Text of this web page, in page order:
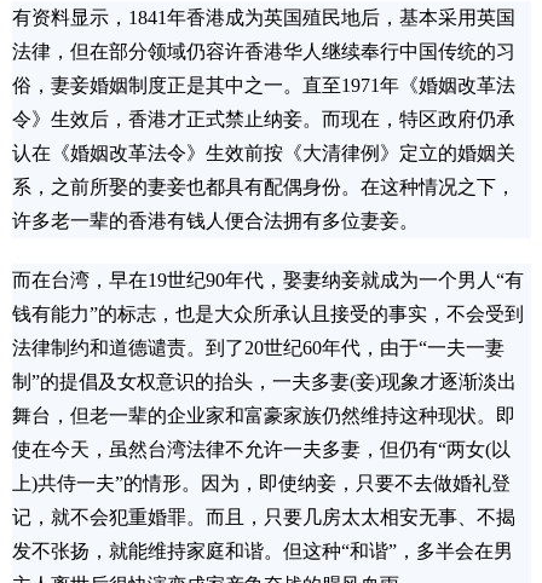
有资料显示，1841年香港成为英国殖民地后，基本采用英国
法律，但在部分领域仍容许香港华人继续奉行中国传统的习
俗，妻妾婚姻制度正是其中之一。直至1971年《婚姻改革法
令》生效后，香港才正式禁止纳妾。而现在，特区政府仍承
认在《婚姻改革法令》生效前按《大清律例》定立的婚姻关
系，之前所娶的妻妾也都具有配偶身份。在这种情况之下，
许多老一辈的香港有钱人便合法拥有多位妻妾。
而在台湾，早在19世纪90年代，娶妻纳妾就成为一个男人“有
钱有能力”的标志，也是大众所承认且接受的事实，不会受到
法律制约和道德谴责。到了20世纪60年代，由于“一夫一妻
制”的提倡及女权意识的抬头，一夫多妻(妾)现象才逐渐淡出
舞台，但老一辈的企业家和富豪家族仍然维持这种现状。即
使在今天，虽然台湾法律不允许一夫多妻，但仍有“两女(以
上)共侍一夫”的情形。因为，即使纳妾，只要不去做婚礼登
记，就不会犯重婚罪。而且，只要几房太太相安无事、不揭
发不张扬，就能维持家庭和谐。但这种“和谐”，多半会在男